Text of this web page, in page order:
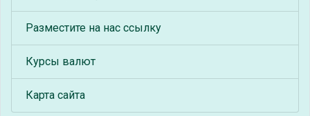
Разместите на нас ссылку
Курсы валют
Карта сайта